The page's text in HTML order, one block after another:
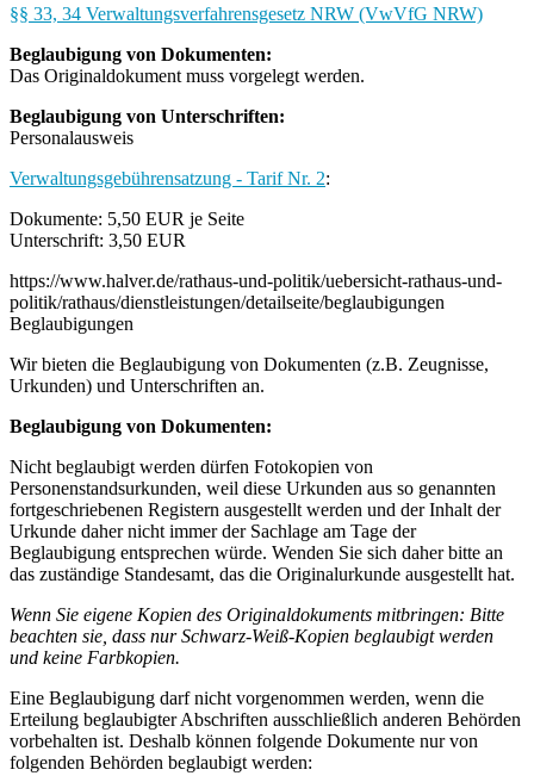
§§ 33, 34 Verwaltungsverfahrensgesetz NRW (VwVfG NRW)
Beglaubigung von Dokumenten:
Das Originaldokument muss vorgelegt werden.
Beglaubigung von Unterschriften:
Personalausweis
Verwaltungsgebührensatzung - Tarif Nr. 2:
Dokumente: 5,50 EUR je Seite
Unterschrift: 3,50 EUR
https://www.halver.de/rathaus-und-politik/uebersicht-rathaus-und-
politik/rathaus/dienstleistungen/detailseite/beglaubigungen
Beglaubigungen
Wir bieten die Beglaubigung von Dokumenten (z.B. Zeugnisse,
Urkunden) und Unterschriften an.
Beglaubigung von Dokumenten:
Nicht beglaubigt werden dürfen Fotokopien von
Personenstandsurkunden, weil diese Urkunden aus so genannten
fortgeschriebenen Registern ausgestellt werden und der Inhalt der
Urkunde daher nicht immer der Sachlage am Tage der
Beglaubigung entsprechen würde. Wenden Sie sich daher bitte an
das zuständige Standesamt, das die Originalurkunde ausgestellt hat.
Wenn Sie eigene Kopien des Originaldokuments mitbringen: Bitte
beachten sie, dass nur Schwarz-Weiß-Kopien beglaubigt werden
und keine Farbkopien.
Eine Beglaubigung darf nicht vorgenommen werden, wenn die
Erteilung beglaubigter Abschriften ausschließlich anderen Behörden
vorbehalten ist. Deshalb können folgende Dokumente nur von
folgenden Behörden beglaubigt werden: